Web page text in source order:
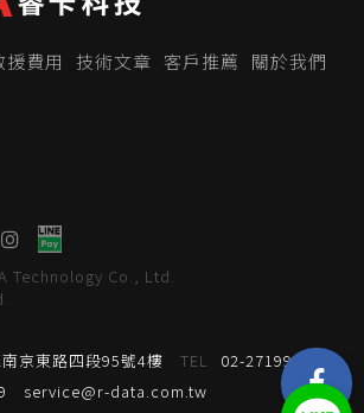
援費用 技術文章 客戶推薦
關於我們
Technology Co., Ltd.
京東路四段95號4樓 TEL
02-27199059
service@r-data.com.tw